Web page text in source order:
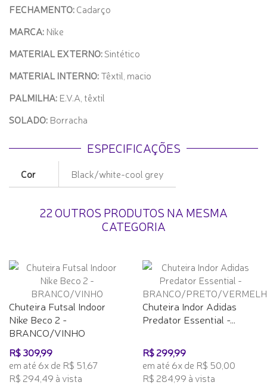
FECHAMENTO:Cadarço
MARCA: Nike
MATERIAL EXTERNO:Sintético
MATERIAL INTERNO:Têxtil, macio
PALMILHA: E.V.A, têxtil
SOLADO: Borracha
ESPECIFICAÇÕES
Cor Black/white-cool grey
22 OUTROS PRODUTOS NA MESMA
CATEGORIA
Chuteira Futsal Indoor
Nike Beco 2 -
BRANCO/VINHO
R$ 309,99
em até 6x de R$ 51,67
R$ 294,49 à vista
Chuteira Indor Adidas
Predator Essential -...
R$ 299,99
em até 6x de R$ 50,00
R$ 284,99 à vista